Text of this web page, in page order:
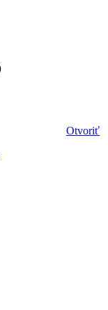
Otvoriť